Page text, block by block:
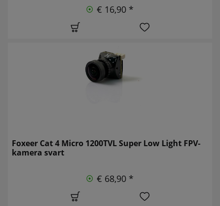
€ 16,90 *
Foxeer Cat 4 Micro 1200TVL Super Low Light FPV-
kamera svart
€ 68,90 *